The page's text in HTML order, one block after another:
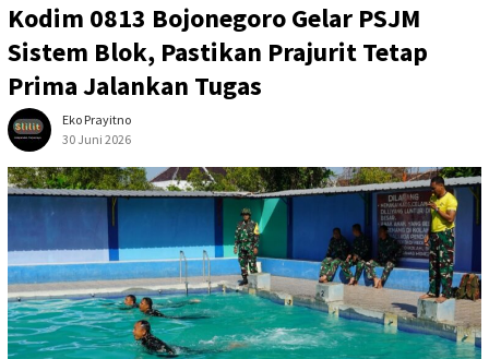
Kodim 0813 Bojonegoro Gelar PSJM
Sistem Blok, Pastikan Prajurit Tetap
Prima Jalankan Tugas
Eko Prayitno
30 Juni 2026